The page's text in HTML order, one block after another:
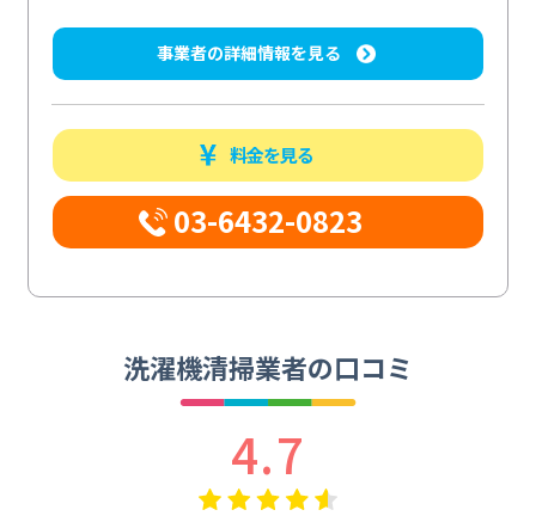
事業者の詳細情報を見る
料金を見る
03-6432-0823
洗濯機清掃業者の口コミ
4.7